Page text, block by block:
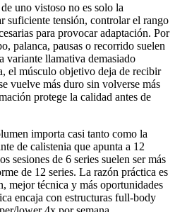
uno vistoso no es solo la
suficiente tensión, controlar el rango
para provocar adaptación. Por
palanca, pausas o recorrido suelen
variante llamativa demasiado
el músculo objetivo deja de recibir
vuelve más duro sin volverse más
protege la calidad antes de
importa casi tanto como la
de calistenia que apunta a 12
sesiones de 6 series suelen ser más
de 12 series. La razón práctica es
mejor técnica y más oportunidades
encaja con estructuras full-body